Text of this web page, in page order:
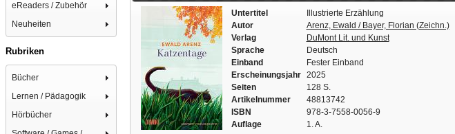
eReaders / Zubehör
Neuheiten
Rubriken
Bücher
Lernen / Pädagogik
Hörbücher
Untertitel
Illustrierte Erzählung
Autor
Arenz, Ewald / Bayer, Florian (Zeichn.)
Verlag
DuMont Lit. und Kunst
Sprache
Deutsch
Einband
Fester Einband
Erscheinungsjahr
2025
Seiten
128 S.
Artikelnummer
48813742
ISBN
978-3-7558-0056-9
Auflage
1. A.